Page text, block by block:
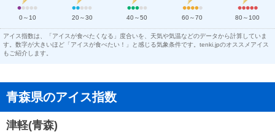
0～10 20～30 40～50 60～70 80～100
アイス指数は、「アイスが食べたくなる」度合いを、天気や気温などのデータから計算していま
す。数字が大きいほど「アイスが食べたい！」と感じる気象条件です。tenki.jpのオススメアイス
もご紹介します。
青森県のアイス指数
津軽(青森)